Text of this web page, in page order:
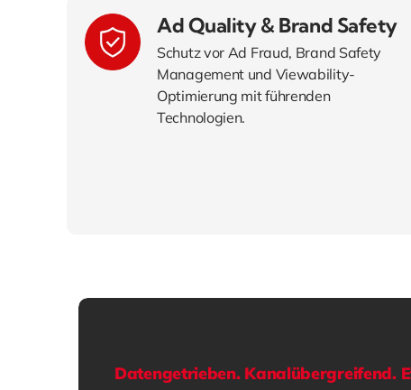
Ad Quality & Brand Safety
Schutz vor Ad Fraud, Brand Safety
Management und Viewability-
Optimierung mit führenden
Technologien.
Datengetrieben. Kanalübergreifend.